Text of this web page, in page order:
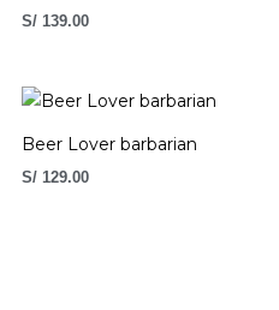
S/ 139.00
Beer Lover barbarian
S/ 129.00